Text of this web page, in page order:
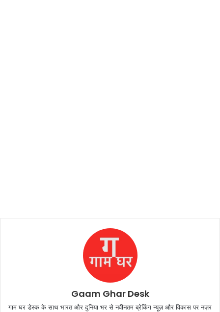
Gaam Ghar Desk
गाम घर डेस्क के साथ भारत और दुनिया भर से नवीनतम ब्रेकिंग न्यूज़ और विकास पर नज़र